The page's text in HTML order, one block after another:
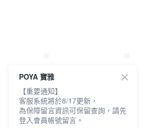
認識時間練習本
NT$102
ㄅㄆㄇ練習本
POYA 寶雅
【重要通知】
客服系統將於8/17更新，
為保障留言資訊可保留查詢，請先
登入會員帳號留言。